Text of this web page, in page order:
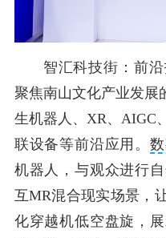
智汇科技街：前
聚焦南山文化产业发展
生机器人、XR、AIGC
联设备等前沿应用。
机器人，与观众进行自
互MR混合现实场景，
化穿越机低空盘旋，